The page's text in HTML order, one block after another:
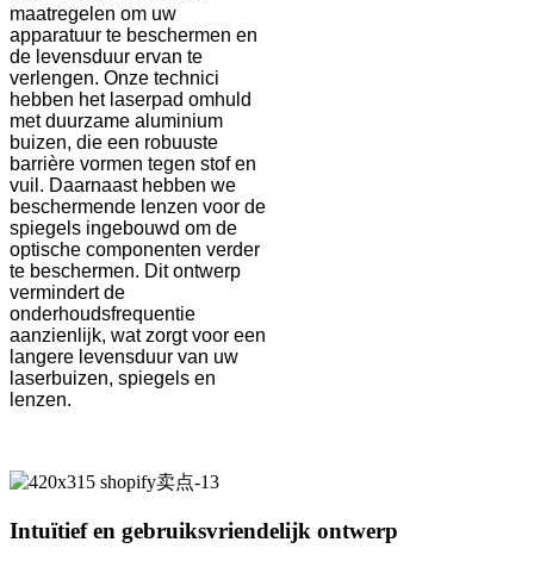
maatregelen om uw
apparatuur te beschermen en
de levensduur ervan te
verlengen. Onze technici
hebben het laserpad omhuld
met duurzame aluminium
buizen, die een robuuste
barrière vormen tegen stof en
vuil. Daarnaast hebben we
beschermende lenzen voor de
spiegels ingebouwd om de
optische componenten verder
te beschermen. Dit ontwerp
vermindert de
onderhoudsfrequentie
aanzienlijk, wat zorgt voor een
langere levensduur van uw
laserbuizen, spiegels en
lenzen.
Intuïtief en gebruiksvriendelijk ontwerp